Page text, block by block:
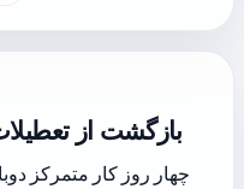
بازگشت از
چهار روز کار متمرکز